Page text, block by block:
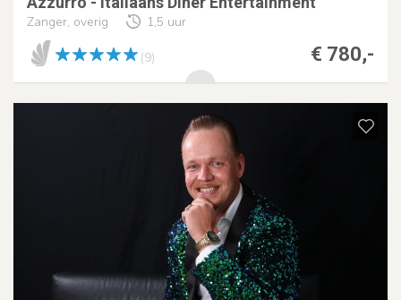
Zanger, overig 1,5 uur
€ 780,-
(9)